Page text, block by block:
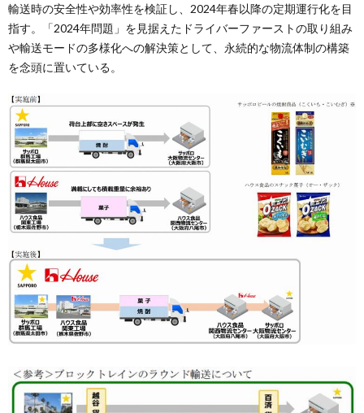
輸送時の安全性や効率性を検証し、2024年春以降の定期運行化を目
指す。「2024年問題」を見据えたドライバーファーストの取り組み
や輸送モードの多様化への解決策として、永続的な物流体制の構築
を念頭に置いている。